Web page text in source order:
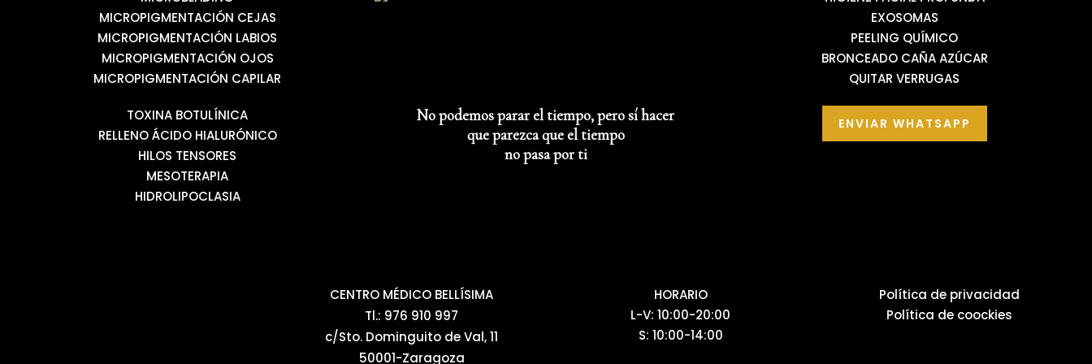
MICROPIGMENTACIÓN CEJAS
MICROPIGMENTACIÓN LABIOS
MICROPIGMENTACIÓN OJOS
MICROPIGMENTACIÓN CAPILAR
EXOSOMAS
PEELING QUÍMICO
BRONCEADO CAÑA AZÚCAR
QUITAR VERRUGAS
TOXINA BOTULÍNICA
RELLENO ÁCIDO HIALURÓNICO
HILOS TENSORES
MESOTERAPIA
HIDROLIPOCLASIA
No podemos parar el tiempo, pero sí hacer
que parezca que el tiempo
no pasa por ti
ENVIAR WHATSAPP
CENTRO MÉDICO BELLÍSIMA
Tl.: 976 910 997
c/Sto. Dominguito de Val, 11
50001-Zaragoza
HORARIO
L-V: 10:00-20:00
S: 10:00-14:00
Política de privacidad
Política de coockies